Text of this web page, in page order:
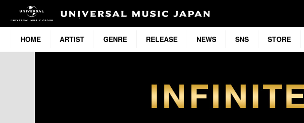
HOME ARTIST GENRE RELEASE NEWS SNS STORE